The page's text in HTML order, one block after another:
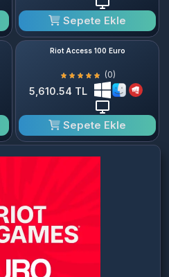
Sepete Ekle
Riot Access 100 Euro
(0)
5,610.54 TL
Sepete Ekle